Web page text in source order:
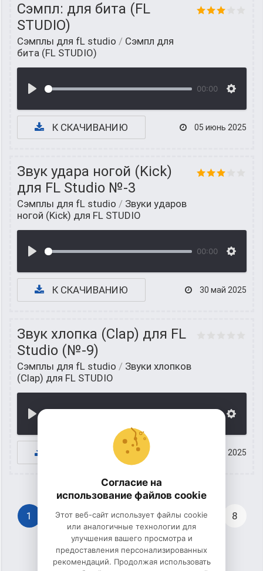
Сэмпл: для бита (FL
STUDIO)
Сэмплы для fL studio / Cэмпл для
бита (FL STUDIO)
00:00
К СКАЧИВАНИЮ 05 июнь 2025
Звук удара ногой (Kick)
для FL Studio №-3
Сэмплы для fL studio / Звуки ударов
ногой (Kick) для FL STUDIO
00:00
К СКАЧИВАНИЮ 30 май 2025
Звук хлопка (Clap) для FL
Studio (№-9)
Сэмплы для fL studio / Звуки хлопков
(Clap) для FL STUDIO
К СКАЧИВАНИЮ 26 апрель 2025
1 2 3 4 5 6 7 8
Согласие на
использование файлов cookie
Этот веб-сайт использует файлы cookie
или аналогичные технологии для
улучшения вашего просмотра и
предоставления персонализированных
рекомендаций. Продолжая использовать